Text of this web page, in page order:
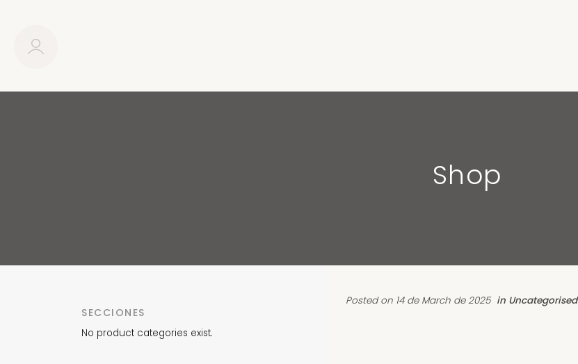
Shop
Posted on 14 de March de 2025 in Uncategorised
SECCIONES
No product categories exist.